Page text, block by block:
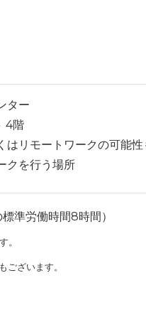
ター
4階
リモートワークの可能
クを行う場所
準労働時間8時間）
。
ございます。